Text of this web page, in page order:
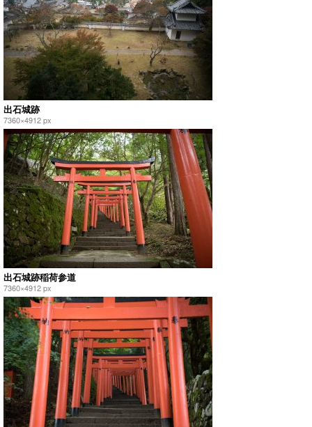
出石城跡
7360×4912 px
出石城跡稲荷参道
7360×4912 px